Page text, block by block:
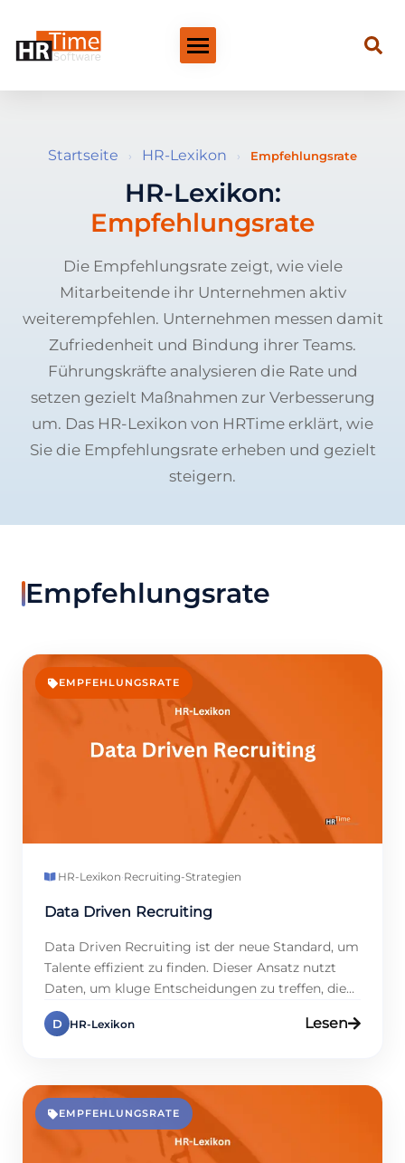
Startseite › HR-Lexikon › Empfehlungsrate
HR-Lexikon:
Empfehlungsrate
Die Empfehlungsrate zeigt, wie viele
Mitarbeitende ihr Unternehmen aktiv
weiterempfehlen. Unternehmen messen damit
Zufriedenheit und Bindung ihrer Teams.
Führungskräfte analysieren die Rate und
setzen gezielt Maßnahmen zur Verbesserung
um. Das HR-Lexikon von HRTime erklärt, wie
Sie die Empfehlungsrate erheben und gezielt
steigern.
Empfehlungsrate
EMPFEHLUNGSRATE
HR-Lexikon·Recruiting-Strategien
Data Driven Recruiting
Data Driven Recruiting ist der neue Standard, um
Talente effizient zu finden. Dieser Ansatz nutzt
Daten, um kluge Entscheidungen zu treffen, die
über Intuition hinausgehen. Studien zeigen, dass
Firmen mit datenbasierten Prozessen ihre
Data Driven Recruiting senkt Kosten, macht
Prozesse […]
D HR-Lexikon Lesen
EMPFEHLUNGSRATE